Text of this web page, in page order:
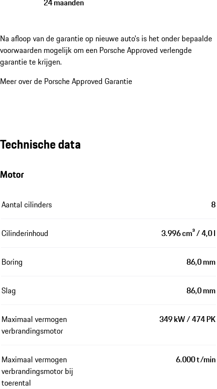
24 maanden
Na afloop van de garantie op nieuwe auto's is het onder bepaalde
voorwaarden mogelijk om een Porsche Approved verlengde
garantie te krijgen.
Meer over de Porsche Approved Garantie
Technische data
Motor
Aantal cilinders 8
Cilinderinhoud 3.996 cm³ / 4,0 l
Boring 86,0 mm
Slag 86,0 mm
Maximaal vermogen
verbrandingsmotor
349 kW / 474 PK
Maximaal vermogen
verbrandingsmotor bij
toerental
6.000 t/min